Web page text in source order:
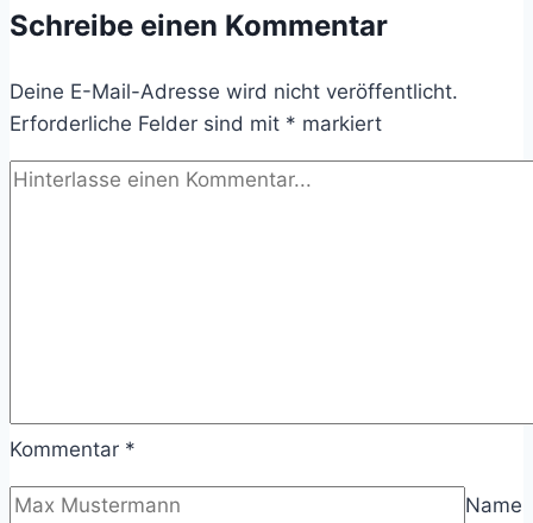
Kinderkrippe
Schreibe einen Kommentar
Deine E-Mail-Adresse wird nicht veröffentlicht.
Erforderliche Felder sind mit * markiert
Kommentar *
Name